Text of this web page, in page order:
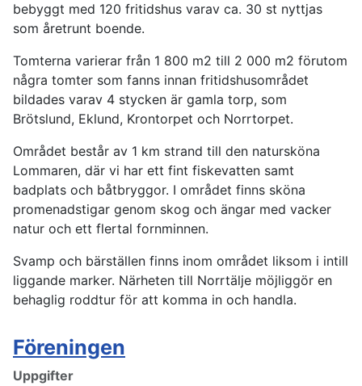
bebyggt med 120 fritidshus varav ca. 30 st nyttjas
som åretrunt boende.
Tomterna varierar från 1 800 m2 till 2 000 m2 förutom
några tomter som fanns innan fritidshusområdet
bildades varav 4 stycken är gamla torp, som
Brötslund, Eklund, Krontorpet och Norrtorpet.
Området består av 1 km strand till den natursköna
Lommaren, där vi har ett fint fiskevatten samt
badplats och båtbryggor. I området finns sköna
promenadstigar genom skog och ängar med vacker
natur och ett flertal fornminnen.
Svamp och bärställen finns inom området liksom i intill
liggande marker. Närheten till Norrtälje möjliggör en
behaglig roddtur för att komma in och handla.
Föreningen
Uppgifter